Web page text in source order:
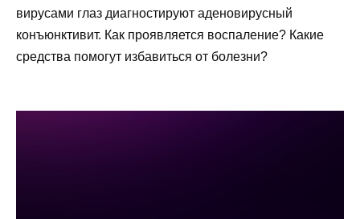
вирусами глаз диагностируют аденовирусный
конъюнктивит. Как проявляется воспаление? Какие
средства помогут избавиться от болезни?